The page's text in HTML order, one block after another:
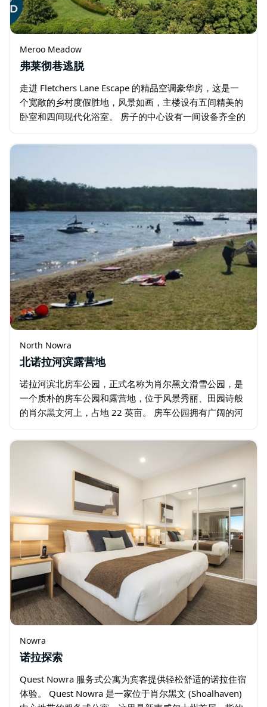
Meroo Meadow
弗莱彻巷逃脱
走进 Fletchers Lane Escape 的精品空调豪华房，这是一
个宽敞的乡村度假胜地，风景如画，主楼设有五间精美的
卧室和四间现代化浴室。 房子的中心设有一间设备齐全的
晨补充能量…
North Nowra
北诺拉河滨露营地
诺拉河滨北房车公园，正式名称为肖尔黑文滑雪公园，是
一个质朴的房车公园和露营地，位于风景秀丽、田园诗般
的肖尔黑文河上，占地 22 英亩。 房车公园拥有广阔的河
水、划独木舟、钓鱼和游泳…
Nowra
诺拉探索
Quest Nowra 服务式公寓为宾客提供轻松舒适的诺拉住宿
体验。 Quest Nowra 是一家位于肖尔黑文 (Shoalhaven)